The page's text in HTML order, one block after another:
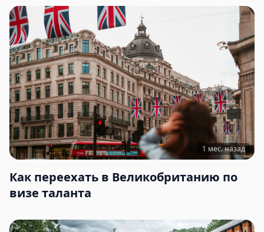
1 мес. назад
Как переехать в Великобританию по
визе таланта